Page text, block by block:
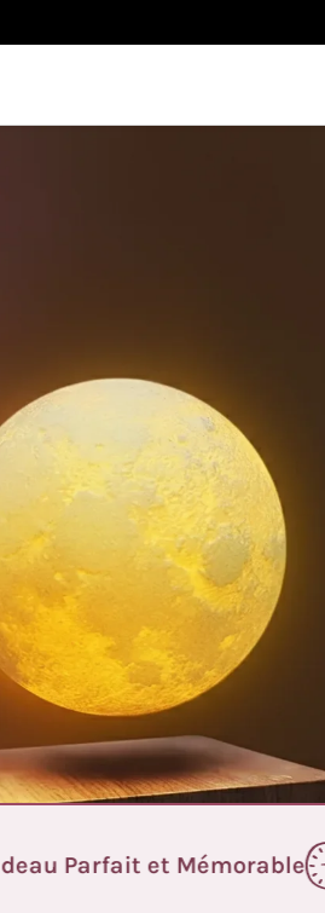
Parfait et Mémorable